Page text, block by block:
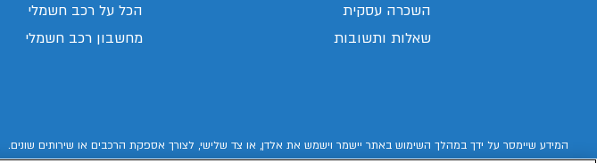
השכרה עסקית
שאלות ותשובות
הכל על רכב חשמלי
מחשבון רכב חשמלי
המידע שיימסר על ידך במהלך השימוש באתר יישמר וישמש את אלדן, או צד שלישי, לצורך אספקת הרכבים או שירותים שונים.